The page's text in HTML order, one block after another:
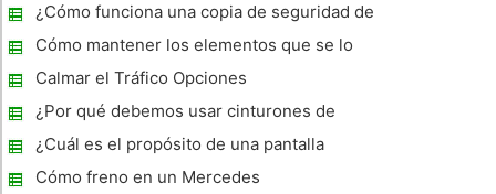
¿Cómo funciona una copia de seguridad de
la cámara en una Escalade EXT
Cómo mantener los elementos que se lo
robaran en su coche
Calmar el Tráfico Opciones
¿Por qué debemos usar cinturones de
seguridad?
¿Cuál es el propósito de una pantalla
térmica en un coche
Cómo freno en un Mercedes